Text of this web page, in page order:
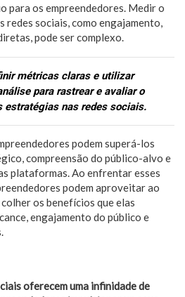
para os empreendedores. Medir o
redes sociais, como engajamento,
pode ser complexo.
métricas claras e utilizar
para rastrear e avaliar o
estratégias nas redes sociais.
podem superá-los
compreensão do público-alvo e
plataformas. Ao enfrentar esses
podem aproveitar ao
os benefícios que elas
engajamento do público e
oferecem uma infinidade de